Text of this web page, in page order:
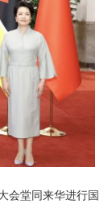
会堂同来华进行国